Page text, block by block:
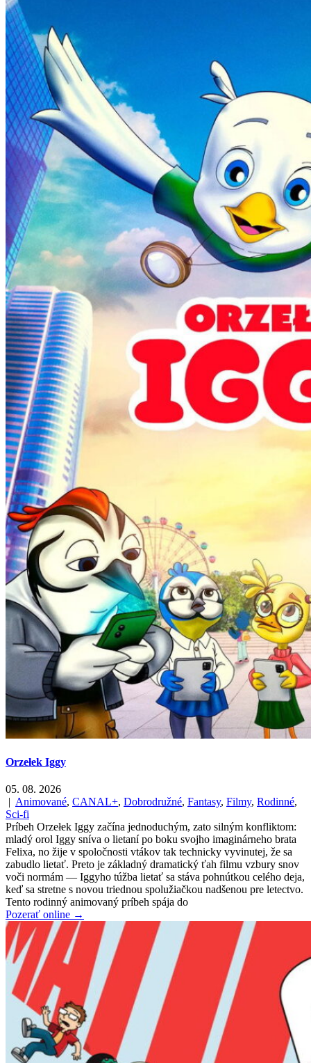
Orzełek Iggy
05. 08. 2026
| Animované, CANAL+, Dobrodružné, Fantasy, Filmy, Rodinné,
Sci-fi
Príbeh Orzełek Iggy začína jednoduchým, zato silným konfliktom:
mladý orol Iggy sníva o lietaní po boku svojho imaginárneho brata
Felixa, no žije v spoločnosti vtákov tak technicky vyvinutej, že sa
zabudlo lietať. Preto je základný dramatický ťah filmu vzbury snov
voči normám — Iggyho túžba lietať sa stáva pohnútkou celého deja,
keď sa stretne s novou triednou spolužiačkou nadšenou pre letectvo.
Tento rodinný animovaný príbeh spája do
Pozerať online →